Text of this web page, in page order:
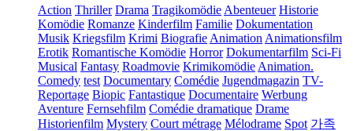
Action Thriller Drama Tragikomödie Abenteuer Historie
Komödie Romanze Kinderfilm Familie Dokumentation
Musik Kriegsfilm Krimi Biografie Animation Animationsfilm
Erotik Romantische Komödie Horror Dokumentarfilm Sci-Fi
Musical Fantasy Roadmovie Krimikomödie Animation.
Comedy test Documentary Comédie Jugendmagazin TV-
Reportage Biopic Fantastique Documentaire Werbung
Aventure Fernsehfilm Comédie dramatique Drame
Historienfilm Mystery Court métrage Mélodrame Spot 가족